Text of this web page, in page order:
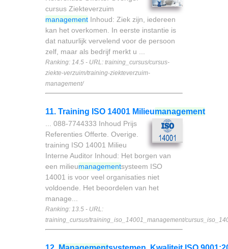
cursus Ziekteverzuim
management Inhoud: Ziek zijn, iedereen
kan het overkomen. In eerste instantie is
dat natuurlijk vervelend voor de persoon
zelf, maar als bedrijf merkt u ...
Ranking: 14.5 - URL: training_cursus/cursus-
ziekte-verzuim/training-ziekteverzuim-
management/
11. Training ISO 14001 Milieumanagement
... 088-7744333 Inhoud Prijs
Referenties Offerte. Overige.
training ISO 14001 Milieu
Interne Auditor Inhoud: Het borgen van
een milieumanagementsysteem ISO
14001 is voor veel organisaties niet
voldoende. Het beoordelen van het
manage...
Ranking: 13.5 - URL:
training_cursus/training_iso_14001_management/